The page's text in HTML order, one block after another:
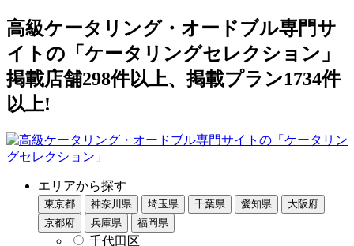
高級ケータリング・オードブル専門サ
イトの「ケータリングセレクション」
掲載店舗298件以上、掲載プラン1734件
以上!
エリアから探す
東京都 神奈川県 埼玉県 千葉県 愛知県
大阪府
京都府
兵庫県 福岡県
千代田区